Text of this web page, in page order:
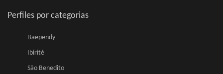
Perfiles por categorias
Baependy
Ibirité
São Benedito